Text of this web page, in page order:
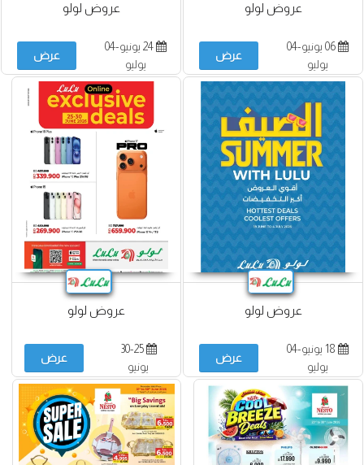
عروض لولو
06 يونيو-04
يوليو
عرض
عروض لولو
24 يونيو-04
يوليو
عرض
عروض لولو
18 يونيو-04
يوليو
عرض
عروض لولو
30-25
يونيو
عرض